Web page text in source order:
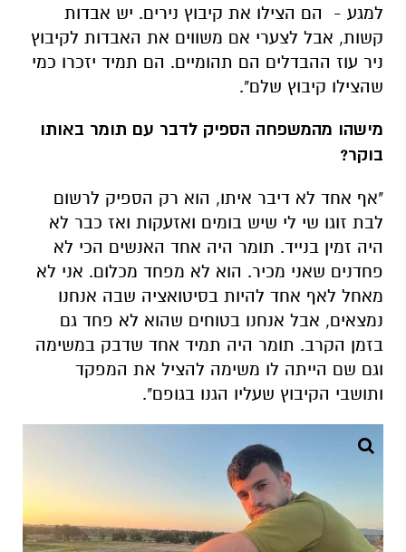
למגע - הם הצילו את קיבוץ נירים. יש אבדות
קשות, אבל לצערי אם משווים את האבדות לקיבוץ
ניר עוז ההבדלים הם תהומיים. הם תמיד יזכרו כמי
שהצילו קיבוץ שלם".
מישהו מהמשפחה הספיק לדבר עם תומר באותו
בוקר?
"אף אחד לא דיבר איתו, הוא רק הספיק לרשום
לבת זוגו שי לי שיש בומים ואזעקות ואז כבר לא
היה זמין בנייד. תומר היה אחד האנשים הכי לא
פחדנים שאני מכיר. הוא לא מפחד מכלום. אני לא
מאחל לאף אחד להיות בסיטואציה שבה אנחנו
נמצאים, אבל אנחנו בטוחים שהוא לא פחד גם
בזמן הקרב. תומר היה תמיד אחד שדבק במשימה
וגם שם הייתה לו משימה להציל את המפקד
ותושבי הקיבוץ שעליו הגנו בגופם".